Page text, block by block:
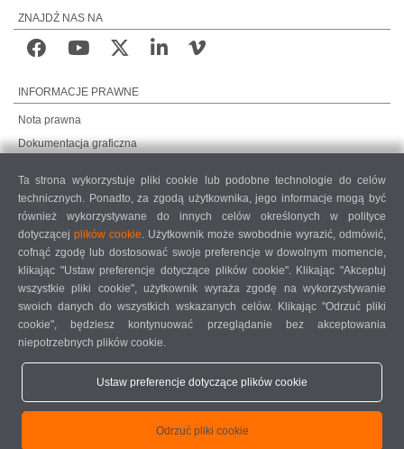
ZNAJDŹ NAS NA
INFORMACJE PRAWNE
Nota prawna
Dokumentacja graficzna
Ogólne warunki sprzedaży
UMOWA O KONSERWACJĘ ZDALNĄ
COOKIE SETTINGS
KODEKS POSTĘPOWANIA DOSTAWCÓW
+49 7041-14 0- mail@elumatec.com
Ta strona wykorzystuje pliki cookie lub podobne technologie do celów
technicznych. Ponadto, za zgodą użytkownika, jego informacje mogą być
również wykorzystywane do innych celów określonych w polityce
dotyczącej plików cookie. Użytkownik może swobodnie wyrazić, odmówić,
cofnąć zgodę lub dostosować swoje preferencje w dowolnym momencie,
klikając "Ustaw preferencje dotyczące plików cookie". Klikając "Akceptuj
wszystkie pliki cookie", użytkownik wyraża zgodę na wykorzystywanie
swoich danych do wszystkich wskazanych celów. Klikając "Odrzuć pliki
cookie", będziesz kontynuować przeglądanie bez akceptowania
niepotrzebnych plików cookie.
Ustaw preferencje dotyczące plików cookie
Odrzuć pliki cookie